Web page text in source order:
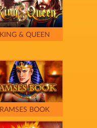
KING & QUEEN
RAMSES BOOK